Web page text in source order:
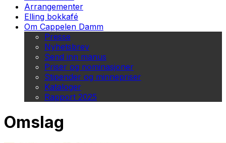
Arrangementer
Elling bokkafé
Om Cappelen Damm
Presse
Nyhetsbrev
Send inn manus
Priser og nominasjoner
Stipender og minnepriser
Kataloger
Rapport 2025
Omslag